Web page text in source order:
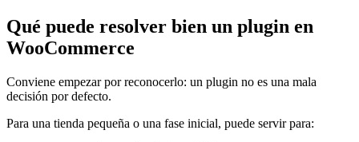
Qué puede resolver bien un plugin en
WooCommerce
Conviene empezar por reconocerlo: un plugin no es una mala
decisión por defecto.
Para una tienda pequeña o una fase inicial, puede servir para: